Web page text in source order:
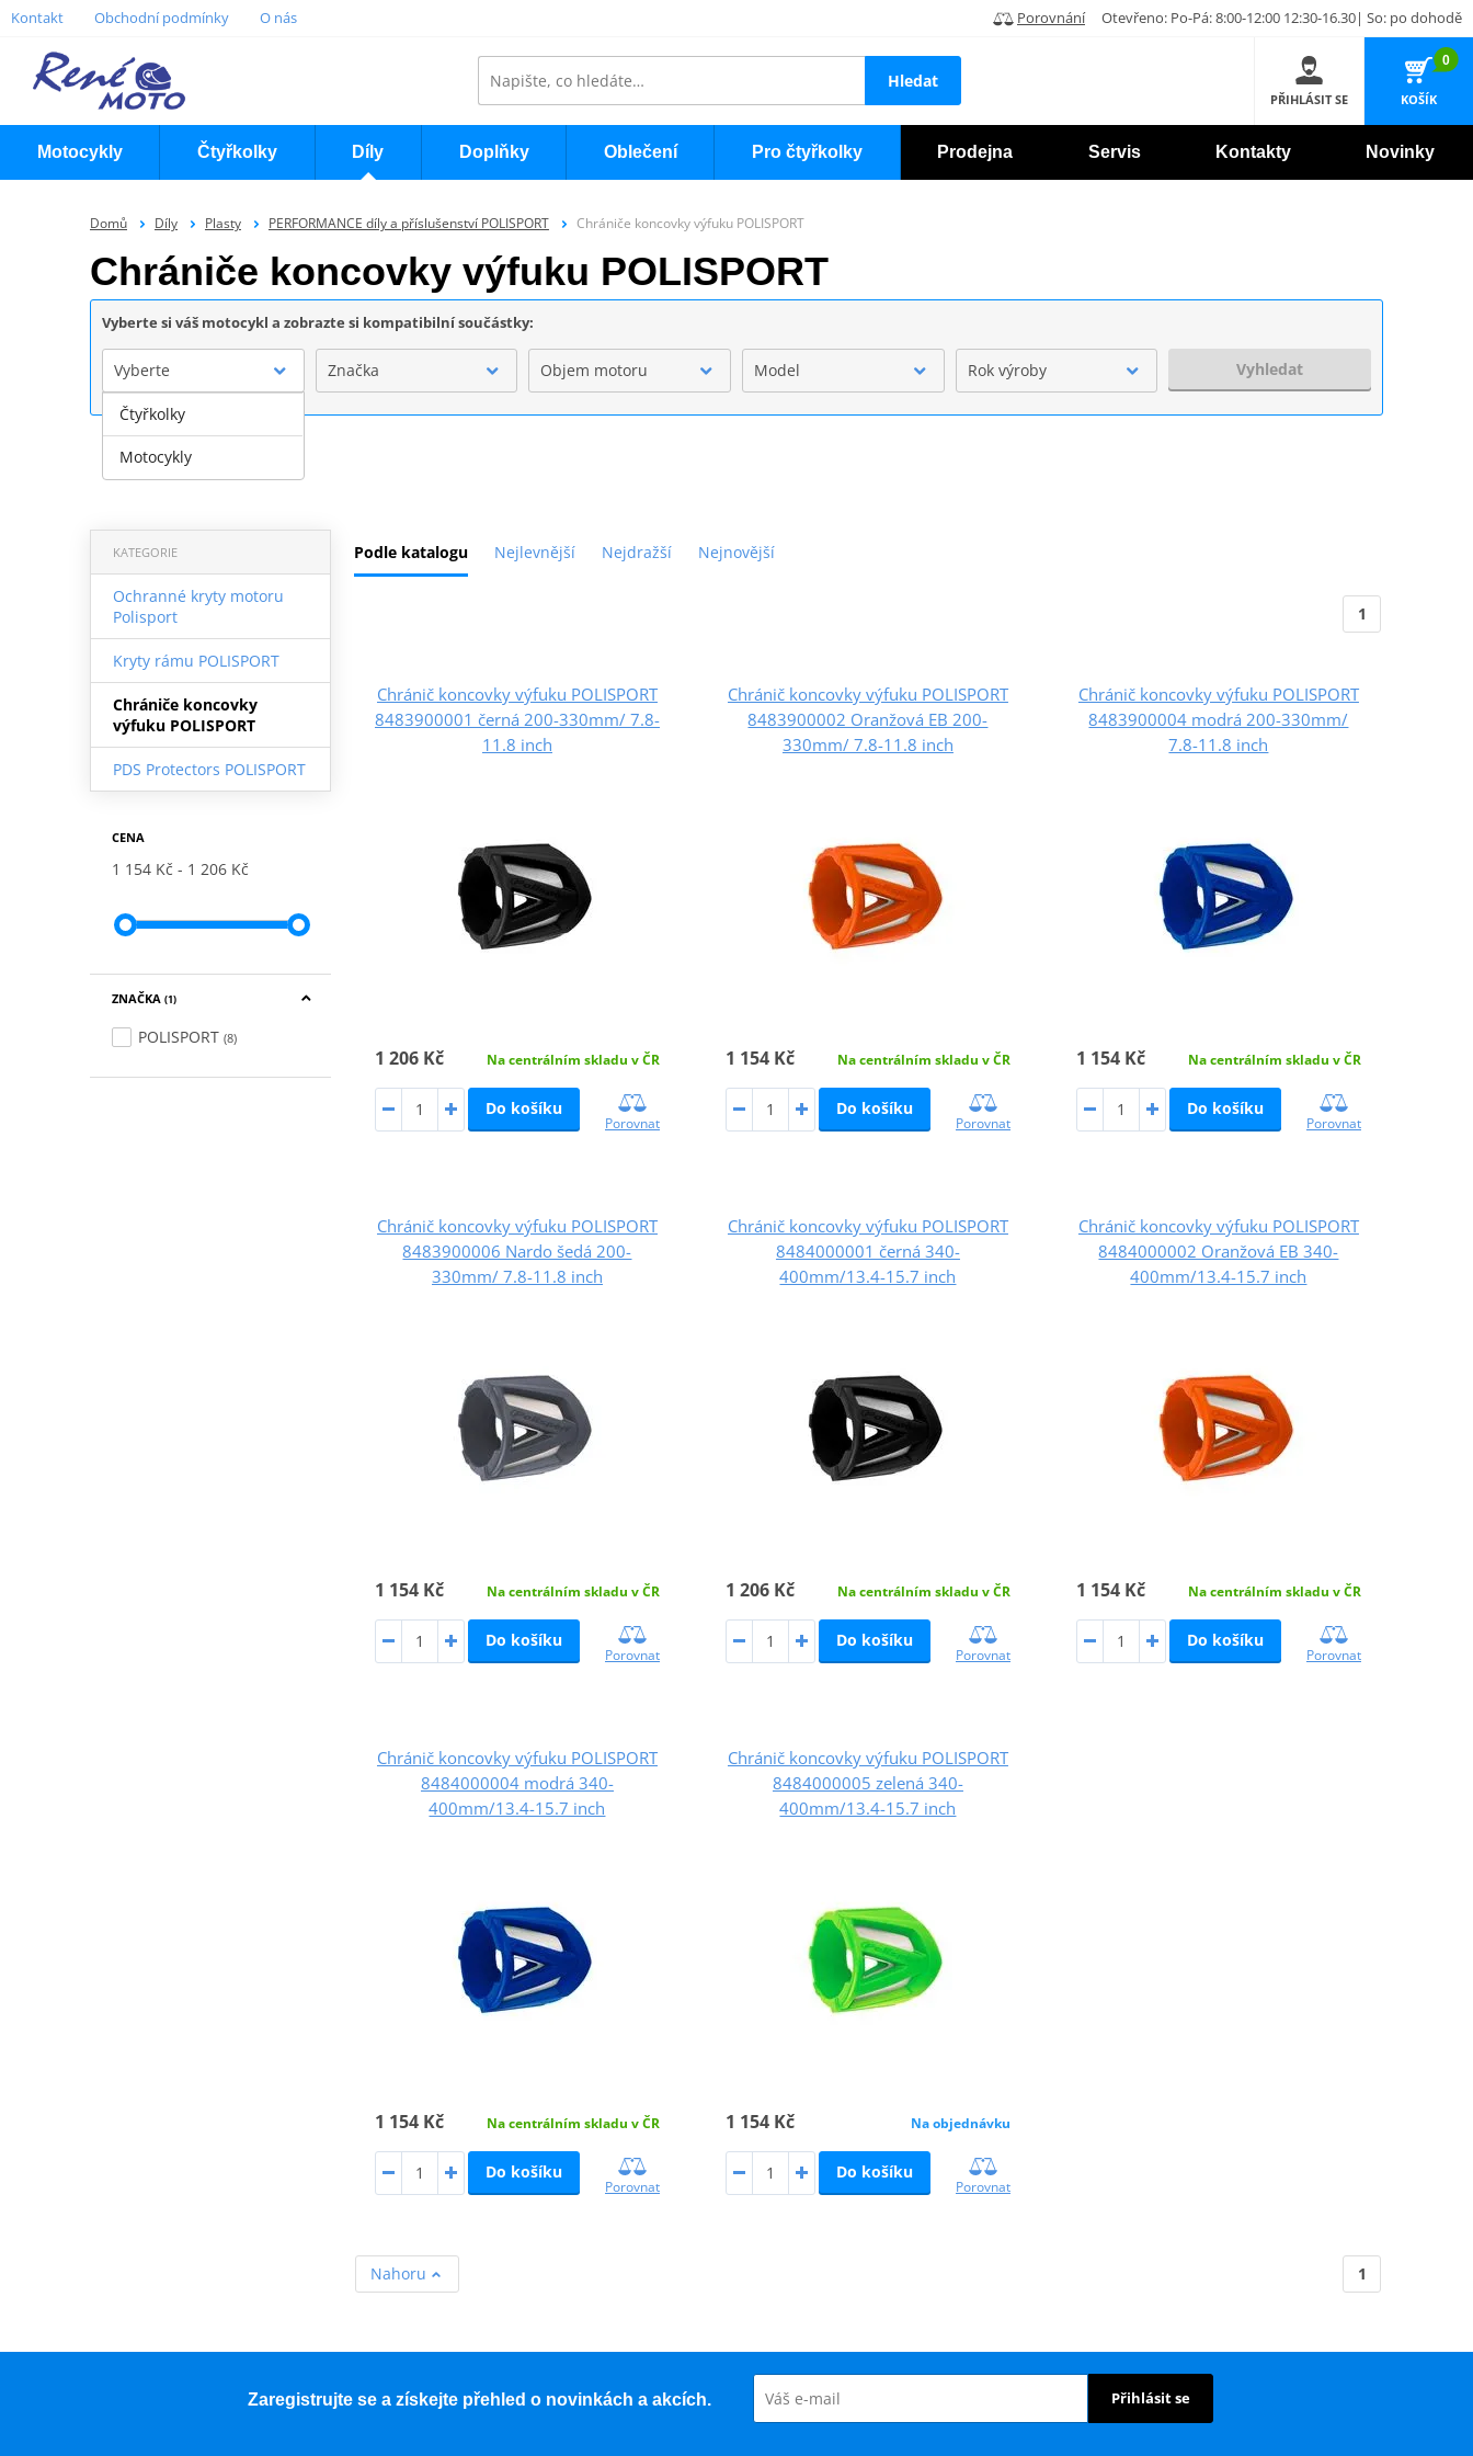
Kontakt Obchodní podmínky O nás Porovnání Otevřeno: Po-Pá: 8:00-12:00 12:30-16.30| So: po dohodě
Hledat
PŘIHLÁSIT SE
0
KOŠÍK
Motocykly Čtyřkolky Díly Doplňky Oblečení Pro čtyřkolky Prodejna Servis Kontakty Novinky
Domů Díly Plasty PERFORMANCE díly a příslušenství POLISPORT Chrániče koncovky výfuku POLISPORT
Chrániče koncovky výfuku POLISPORT
Vyberte si váš motocykl a zobrazte si kompatibilní součástky:
Vyberte Značka Objem motoru Model Rok výroby Vyhledat
Podle katalogu Nejlevnější Nejdražší Nejnovější
KATEGORIE
Ochranné kryty motoru
Polisport
Kryty rámu POLISPORT
Chrániče koncovky
výfuku POLISPORT
PDS Protectors POLISPORT
CENA
1 154 Kč 1 206 Kč
ZNAČKA (1)
POLISPORT (8)
1
Chránič koncovky výfuku POLISPORT
8483900001 černá 200-330mm/ 7.8-
11.8 inch
1 206 Kč Na centrálním skladu v ČR
Do košíku
Porovnat
Chránič koncovky výfuku POLISPORT
8483900002 Oranžová EB 200-
330mm/ 7.8-11.8 inch
1 154 Kč Na centrálním skladu v ČR
Do košíku
Porovnat
Chránič koncovky výfuku POLISPORT
8483900004 modrá 200-330mm/
7.8-11.8 inch
1 154 Kč Na centrálním skladu v ČR
Do košíku
Porovnat
Chránič koncovky výfuku POLISPORT
8483900006 Nardo šedá 200-
330mm/ 7.8-11.8 inch
1 154 Kč Na centrálním skladu v ČR
Do košíku
Porovnat
Chránič koncovky výfuku POLISPORT
8484000001 černá 340-
400mm/13.4-15.7 inch
1 206 Kč Na centrálním skladu v ČR
Do košíku
Porovnat
Chránič koncovky výfuku POLISPORT
8484000002 Oranžová EB 340-
400mm/13.4-15.7 inch
1 154 Kč Na centrálním skladu v ČR
Do košíku
Porovnat
Chránič koncovky výfuku POLISPORT
8484000004 modrá 340-
400mm/13.4-15.7 inch
1 154 Kč Na centrálním skladu v ČR
Do košíku
Porovnat
Chránič koncovky výfuku POLISPORT
8484000005 zelená 340-
400mm/13.4-15.7 inch
1 154 Kč Na objednávku
Do košíku
Porovnat
1
Nahoru
Zaregistrujte se a získejte přehled o novinkách a akcích. Přihlásit se
Čtyřkolky
Motocykly